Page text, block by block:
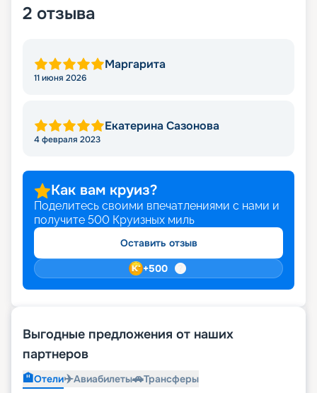
2 отзыва
Маргарита
11 июня 2026
Екатерина Сазонова
4 февраля 2023
Как вам круиз?
Поделитесь своими впечатлениями с нами и
получите 500 Круизных миль
Оставить отзыв
+500
Выгодные предложения от наших
партнеров
🏨Отели✈️Авиабилеты🚗Трансферы